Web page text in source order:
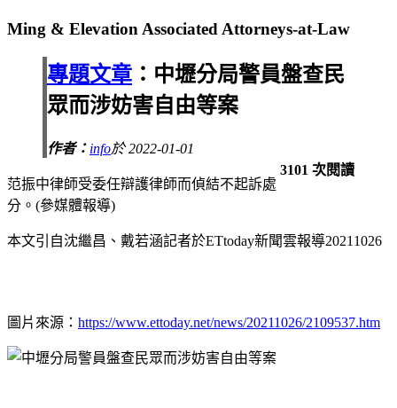
Ming & Elevation Associated Attorneys-at-Law
專題文章 ：中壢分局警員盤查民
眾而涉妨害自由等案
作者： info於 2022-01-01
3101 次閱讀
范振中律師受委任辯護律師而偵結不起訴處
分。(參媒體報導)
本文引自沈繼昌、戴若涵記者於ETtoday新聞雲報導20211026
圖片來源： https://www.ettoday.net/news/20211026/2109537.htm